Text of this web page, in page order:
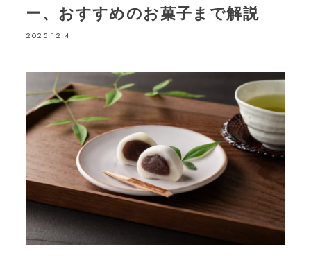
ー、おすすめのお菓子まで解説
2025.12.4